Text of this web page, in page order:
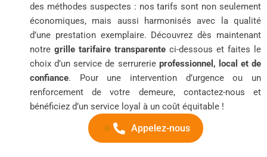
des méthodes suspectes : nos tarifs sont non seulement
économiques, mais aussi harmonisés avec la qualité
d’une prestation exemplaire. Découvrez dès maintenant
notre grille tarifaire transparente ci-dessous et faites le
choix d’un service de serrurerie professionnel, local et de
confiance. Pour une intervention d’urgence ou un
renforcement de votre demeure, contactez-nous et
bénéficiez d’un service loyal à un coût équitable !
Appelez-nous